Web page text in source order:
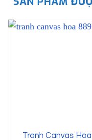
Tranh Canvas